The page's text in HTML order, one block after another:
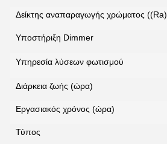
Δείκτης αναπαραγωγής χρώματος ((Ra)
Υποστήριξη Dimmer
Υπηρεσία λύσεων φωτισμού
Διάρκεια ζωής (ώρα)
Εργασιακός χρόνος (ώρα)
Τύπος